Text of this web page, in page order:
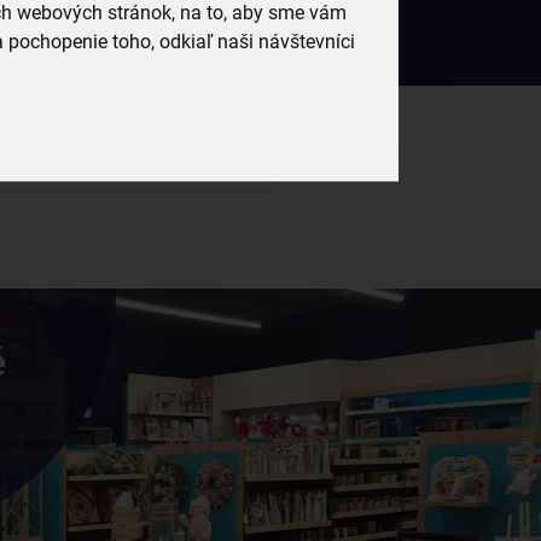
webových stránok, na to, aby sme vám
toho, odkiaľ naši návštevníci
Český e-shop Prihlásený
a recepty, ktoré si zamilujete.